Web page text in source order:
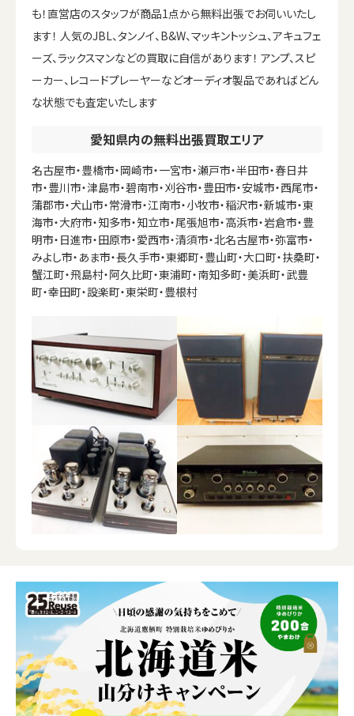
も！直営店のスタッフが商品1点から無料出張でお伺いいたし
ます！ 人気のJBL、タンノイ、B&W、マッキントッシュ、アキュフェ
ーズ、ラックスマンなどの買取に自信があります！ アンプ、スピ
ーカー、レコードプレーヤーなどオーディオ製品であればどん
な状態でも査定いたします
愛知県内の無料出張買取エリア
名古屋市・豊橋市・岡崎市・一宮市・瀬戸市・半田市・春日井
市・豊川市・津島市・碧南市・刈谷市・豊田市・安城市・西尾市・
蒲郡市・犬山市・常滑市・江南市・小牧市・稲沢市・新城市・東
海市・大府市・知多市・知立市・尾張旭市・高浜市・岩倉市・豊
明市・日進市・田原市・愛西市・清須市・北名古屋市・弥富市・
みよし市・あま市・長久手市・東郷町・豊山町・大口町・扶桑町・
蟹江町・飛島村・阿久比町・東浦町・南知多町・美浜町・武豊
町・幸田町・設楽町・東栄町・豊根村